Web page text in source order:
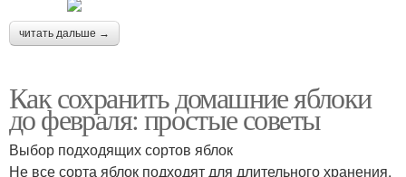
читать дальше →
Как сохранить домашние яблоки
до февраля: простые советы
Выбор подходящих сортов яблок
Не все сорта яблок подходят для длительного хранения.